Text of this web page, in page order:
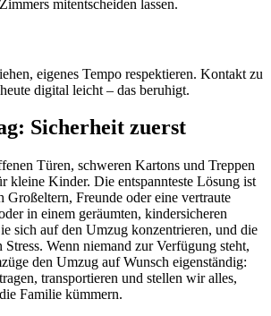
mitentscheiden lassen.
eigenes Tempo respektieren. Kontakt zu
digital leicht – das beruhigt.
Sicherheit zuerst
Türen, schweren Kartons und Treppen
kleine Kinder. Die entspannteste Lösung ist
Großeltern, Freunde oder eine vertraute
in einem geräumten, kindersicheren
sich auf den Umzug konzentrieren, und die
Wenn niemand zur Verfügung steht,
den Umzug auf Wunsch eigenständig:
transportieren und stellen wir alles,
Familie kümmern.